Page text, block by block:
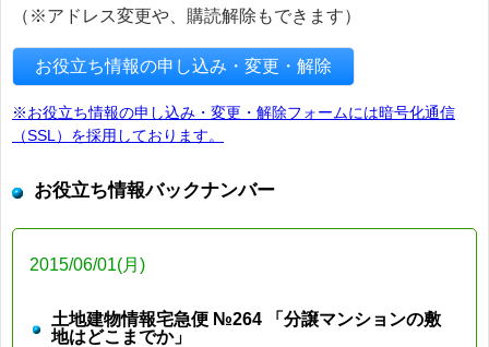
（※アドレス変更や、購読解除もできます）
お役立ち情報の申し込み・変更・解除
※お役立ち情報の申し込み・変更・解除フォームには暗号化通信
（SSL）を採用しております。
お役立ち情報バックナンバー
2015/06/01(月)
土地建物情報宅急便 №264 「分譲マンションの敷
地はどこまでか」